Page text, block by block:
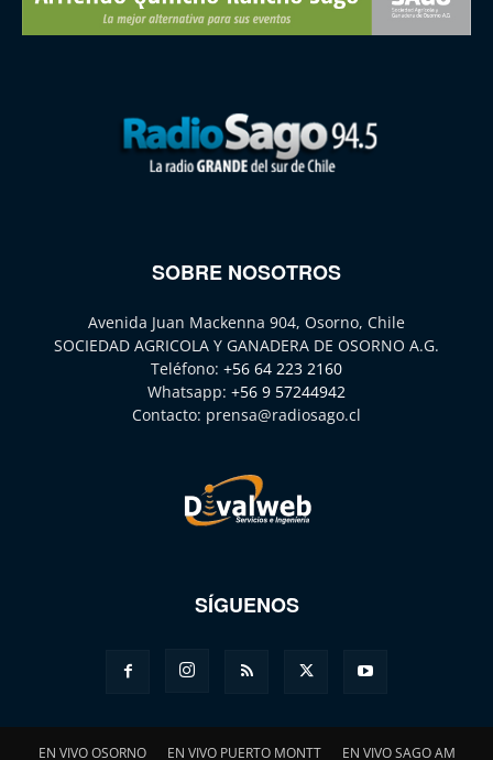
SOBRE NOSOTROS
Avenida Juan Mackenna 904, Osorno, Chile
SOCIEDAD AGRICOLA Y GANADERA DE OSORNO A.G.
Teléfono: +56 64 223 2160
Whatsapp: +56 9 57244942
Contacto: prensa@radiosago.cl
SÍGUENOS
EN VIVO OSORNO EN VIVO PUERTO MONTT EN VIVO SAGO AM